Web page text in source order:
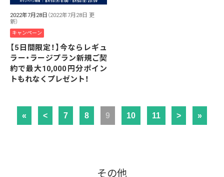
2022年7月28日 （2022年7月28日 更
新）
キャンペーン
【5日間限定！】今ならレギュ
ラー・ラージプラン新規ご契
約で最大10,000円分ポイン
トもれなくプレゼント！
« < 7 8 9 10 11 > »
その他